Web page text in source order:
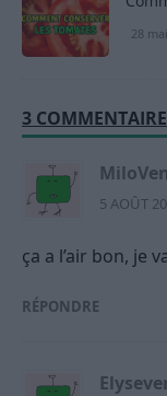
28
3
5 AOÛT
ça a l’air bon, je
RÉPONDRE